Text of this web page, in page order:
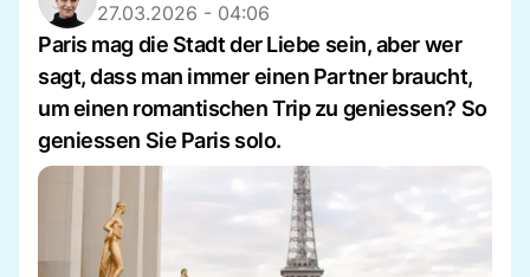
27.03.2026 - 04:06
Paris mag die Stadt der Liebe sein, aber wer
sagt, dass man immer einen Partner braucht,
um einen romantischen Trip zu geniessen? So
geniessen Sie Paris solo.